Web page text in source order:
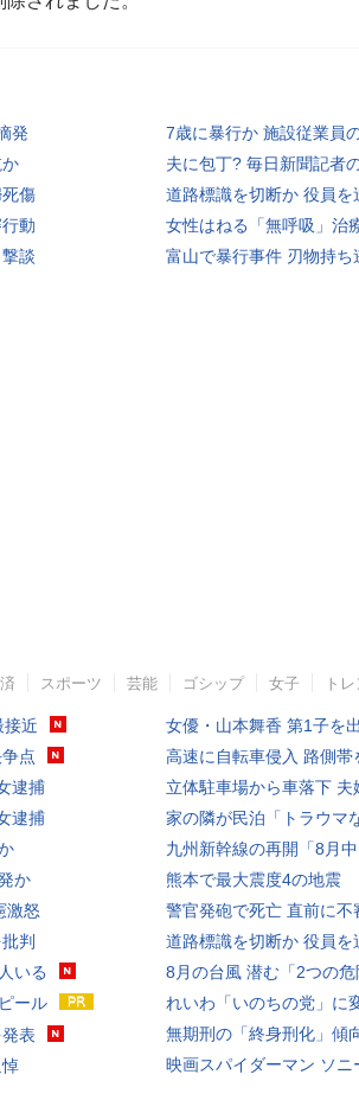
発
7歳に暴行か 施設従業員
夫に包丁? 毎日新聞記者
傷
道路標識を切断か 役員を
動
女性はねる「無呼吸」治
談
富山で暴行事件 刃物持ち
スポーツ 芸能 ゴシップ 女子 ト
接近
点
逮捕
逮捕
か
激怒
判
いる
ール
表
女優・山本舞香 第1子を
高速に自転車侵入 路側帯
立体駐車場から車落下 夫
家の隣が民泊「トラウマ
九州新幹線の再開「8月
熊本で最大震度4の地震
警官発砲で死亡 直前に不
道路標識を切断か 役員を
8月の台風 潜む「2つの危
れいわ「いのちの党」に
無期刑の「終身刑化」傾
映画スパイダーマン ソニ